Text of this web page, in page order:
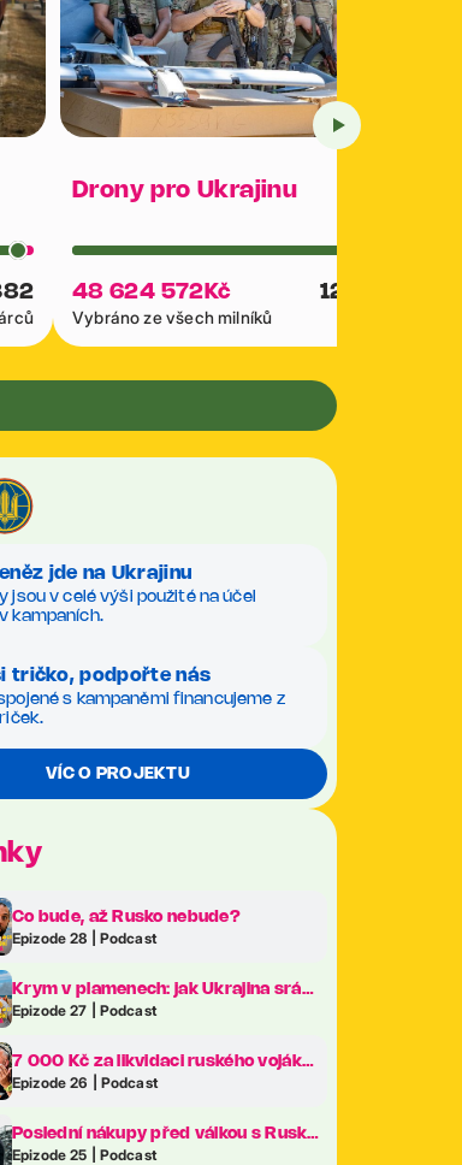
Drony pro Ukrajinu
48 624 572 Kč 12 039
Vybráno ze všech milníků
jde na Ukrajinu
jsou v celé výši použité na účel
kampaních.
tričko, podpořte nás
s kampaněmi financujeme z
VÍC O PROJEKTU
Co bude, až Rusko nebude?
Epizode 28 | Podcast
Krym v plamenech: jak Ukrajina sráží Putinův klenot na kolena
Epizode 27 | Podcast
7 000 Kč za likvidaci ruského vojáka. Revoluce v ukrajinské armádě je tady!
Epizode 26 | Podcast
Poslední nákupy před válkou s Ruskem. Co frčelo nejvíc na největším veletrhu zbraní v Evropě?
Epizode 25 | Podcast